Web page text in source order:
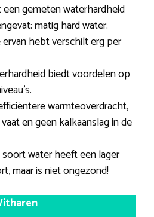
gemeten waterhardheid
matig hard water.
hebt verschilt erg per
biedt voordelen op
warmteoverdracht,
en geen kalkaanslag in de
water heeft een lager
maar is niet ongezond!